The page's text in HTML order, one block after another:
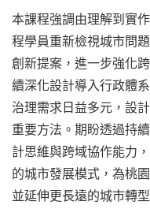
本課程強調由理解到實
程學員重新檢視城市問
創新提案，進一步強化
續深化設計導入行政體
治理需求日益多元，設
重要方法。期盼透過持
計思維與跨域協作能力
的城市發展模式，為桃
並延伸更長遠的城市轉